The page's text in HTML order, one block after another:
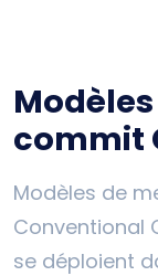
commit
Modèles de
Conventional
se déploient